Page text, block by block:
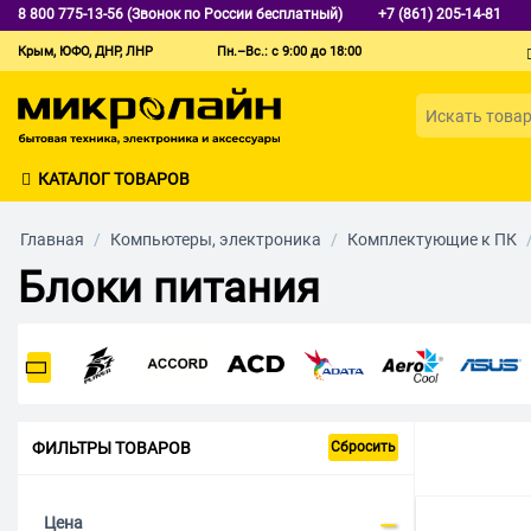
8 800 775-13-56 (Звонок по России бесплатный) +7 (861) 205-14-81
Крым, ЮФО, ДНР, ЛНР Пн.–Вс.: с 9:00 до 18:00
КАТАЛОГ ТОВАРОВ
Главная / Компьютеры, электроника / Комплектующие к ПК /
Блоки питания
ФИЛЬТРЫ ТОВАРОВ Сбросить
Цена